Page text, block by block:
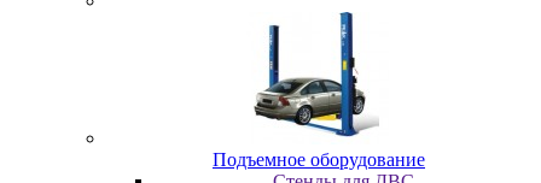
Пoдъeмнoe oбopудoвaниe